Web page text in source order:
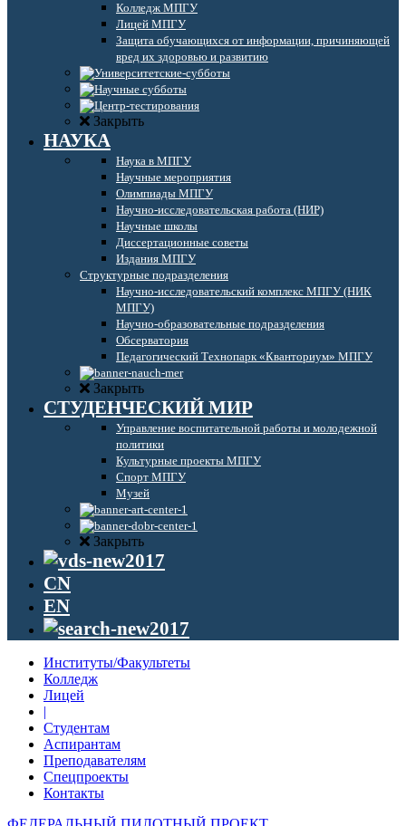
Колледж МПГУ
Лицей МПГУ
Защита обучающихся от информации, причиняющей
вред их здоровью и развитию
Закрыть
НАУКА
Наука в МПГУ
Научные мероприятия
Олимпиады МПГУ
Научно-исследовательская работа (НИР)
Научные школы
Диссертационные советы
Издания МПГУ
Структурные подразделения
Научно-исследовательский комплекс МПГУ (НИК
МПГУ)
Научно-образовательные подразделения
Обсерватория
Педагогический Технопарк «Кванториум» МПГУ
Закрыть
СТУДЕНЧЕСКИЙ МИР
Управление воспитательной работы и молодежной
политики
Культурные проекты МПГУ
Спорт МПГУ
Музей
Закрыть
CN
EN
Институты/Факультеты
Колледж
Лицей
|
Студентам
Аспирантам
Преподавателям
Спецпроекты
Контакты